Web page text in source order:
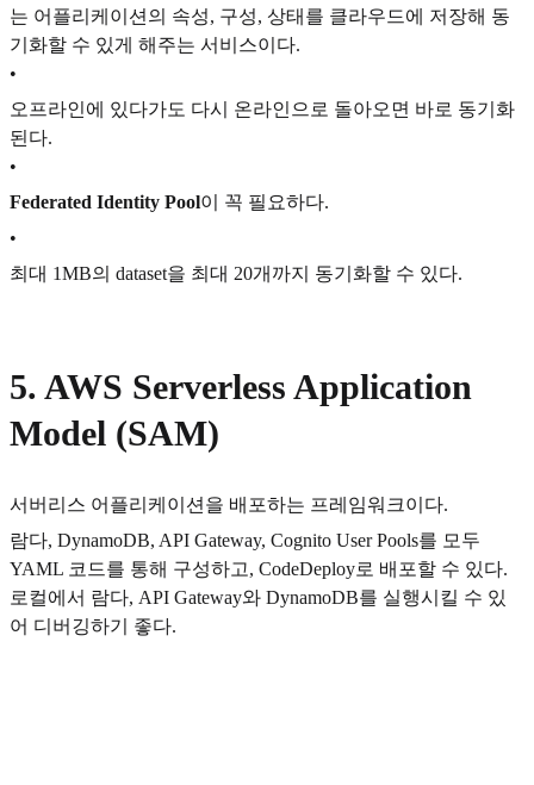
는 어플리케이션의 속성, 구성, 상태를 클라우드에 저장해 동
기화할 수 있게 해주는 서비스이다.
•
오프라인에 있다가도 다시 온라인으로 돌아오면 바로 동기화
된다.
•
Federated Identity Pool이 꼭 필요하다.
•
최대 1MB의 dataset을 최대 20개까지 동기화할 수 있다.
5. AWS Serverless Application
Model (SAM)
서버리스 어플리케이션을 배포하는 프레임워크이다.
람다, DynamoDB, API Gateway, Cognito User Pools를 모두
YAML 코드를 통해 구성하고, CodeDeploy로 배포할 수 있다.
로컬에서 람다, API Gateway와 DynamoDB를 실행시킬 수 있
어 디버깅하기 좋다.